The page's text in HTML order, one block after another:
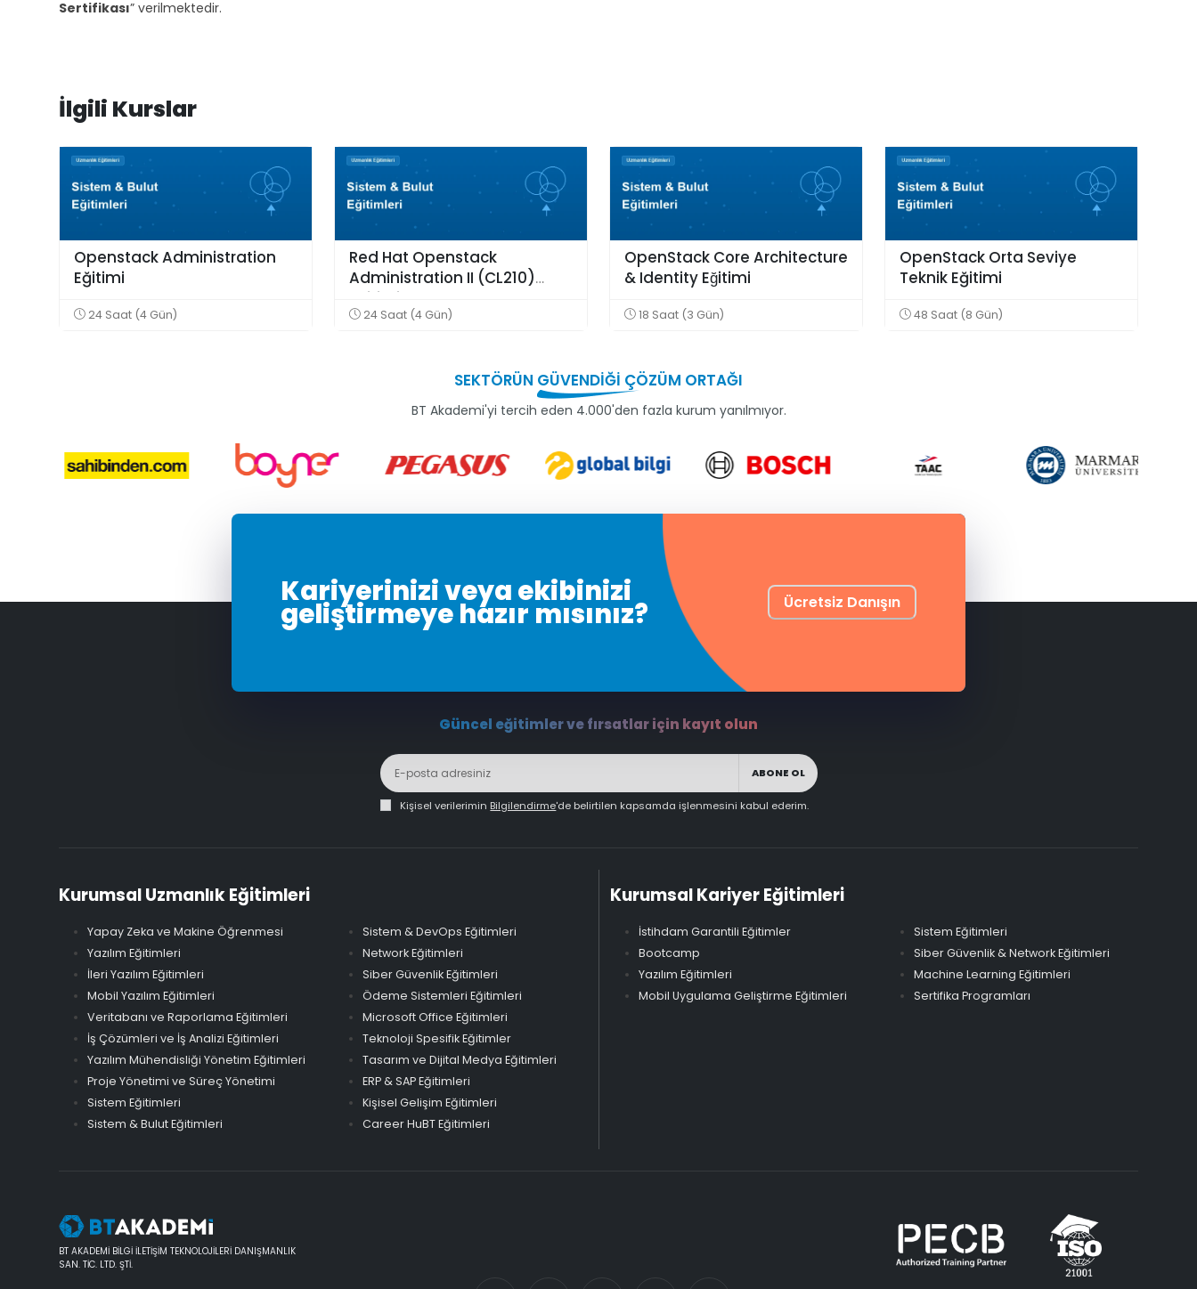
Sertifikası” verilmektedir.
İlgili Kurslar
Openstack Administration
Eğitimi
24 Saat (4 Gün)
Red Hat Openstack
Administration II (CL210)
Eğitimi
24 Saat (4 Gün)
OpenStack Core Architecture
& Identity Eğitimi
18 Saat (3 Gün)
OpenStack Orta Seviye
Teknik Eğitimi
48 Saat (8 Gün)
SEKTÖRÜN GÜVENDİĞİ ÇÖZÜM ORTAĞI
BT Akademi'yi tercih eden 4.000'den fazla kurum yanılmıyor.
Kariyerinizi veya ekibinizi
geliştirmeye hazır mısınız? Ücretsiz Danışın
Güncel eğitimler ve fırsatlar için kayıt olun
ABONE OL
Kişisel verilerimin Bilgilendirme'de belirtilen kapsamda işlenmesini kabul ederim.
Kurumsal Uzmanlık Eğitimleri
Yapay Zeka ve Makine Öğrenmesi
Yazılım Eğitimleri
İleri Yazılım Eğitimleri
Mobil Yazılım Eğitimleri
Veritabanı ve Raporlama Eğitimleri
İş Çözümleri ve İş Analizi Eğitimleri
Yazılım Mühendisliği Yönetim Eğitimleri
Proje Yönetimi ve Süreç Yönetimi
Sistem Eğitimleri
Sistem & Bulut Eğitimleri
Sistem & DevOps Eğitimleri
Network Eğitimleri
Siber Güvenlik Eğitimleri
Ödeme Sistemleri Eğitimleri
Microsoft Office Eğitimleri
Teknoloji Spesifik Eğitimler
Tasarım ve Dijital Medya Eğitimleri
ERP & SAP Eğitimleri
Kişisel Gelişim Eğitimleri
Career HuBT Eğitimleri
Kurumsal Kariyer Eğitimleri
İstihdam Garantili Eğitimler
Bootcamp
Yazılım Eğitimleri
Mobil Uygulama Geliştirme Eğitimleri
Sistem Eğitimleri
Siber Güvenlik & Network Eğitimleri
Machine Learning Eğitimleri
Sertifika Programları
BT AKADEMİ BİLGİ İLETİŞİM TEKNOLOJİLERİ DANIŞMANLIK
SAN. TİC. LTD. ŞTİ.